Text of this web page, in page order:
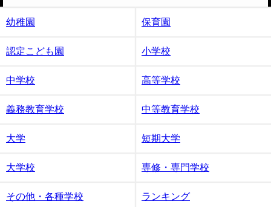
幼稚園 保育園
認定こども園 小学校
中学校 高等学校
義務教育学校 中等教育学校
大学 短期大学
大学校 専修・専門学校
その他・各種学校 ランキング